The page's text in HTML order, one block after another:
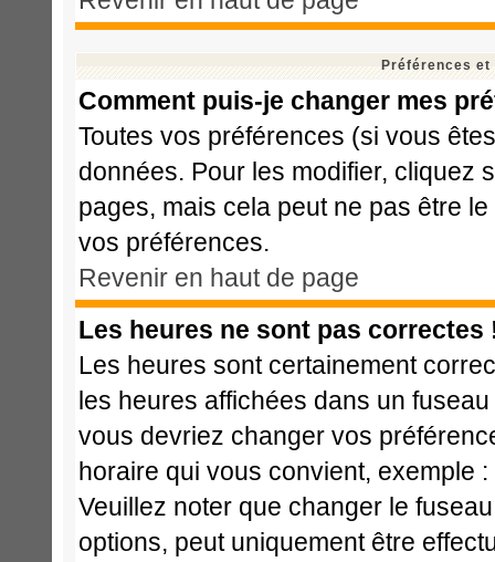
Préférences
Comment puis-je changer mes
Toutes vos préférences (si vous
données. Pour les modifier, cliquez
pages, mais cela peut ne pas être
vos préférences.
Revenir en haut de page
Les heures ne sont pas correctes
Les heures sont certainement
les heures affichées dans un
vous devriez changer vos
horaire qui vous convient, exemple
Veuillez noter que changer le
options, peut uniquement être